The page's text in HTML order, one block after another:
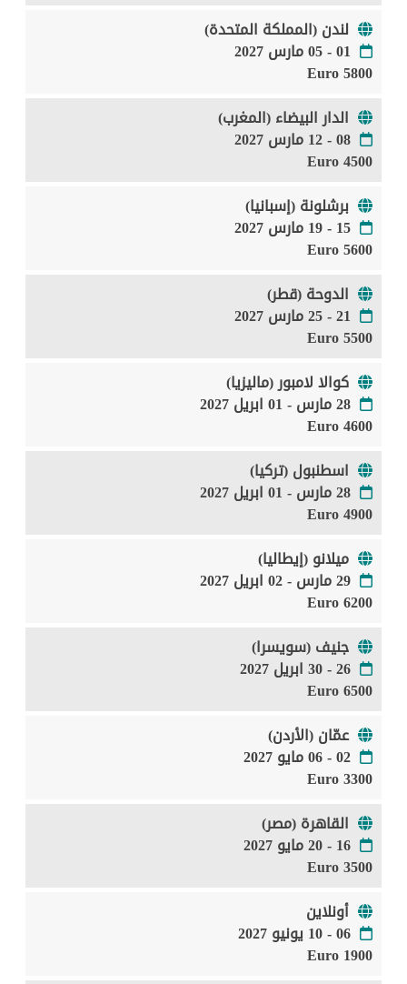
لندن (المملكة المتحدة)
01 - 05 مارس 2027
5800 Euro
الدار البيضاء (المغرب)
08 - 12 مارس 2027
4500 Euro
برشلونة (إسبانيا)
15 - 19 مارس 2027
5600 Euro
الدوحة (قطر)
21 - 25 مارس 2027
5500 Euro
كوالا لامبور (ماليزيا)
28 مارس - 01 ابريل 2027
4600 Euro
اسطنبول (تركيا)
28 مارس - 01 ابريل 2027
4900 Euro
ميلانو (إيطاليا)
29 مارس - 02 ابريل 2027
6200 Euro
جنيف (سويسرا)
26 - 30 ابريل 2027
6500 Euro
عمّان (الأردن)
02 - 06 مايو 2027
3300 Euro
القاهرة (مصر)
16 - 20 مايو 2027
3500 Euro
أونلاين
06 - 10 يونيو 2027
1900 Euro